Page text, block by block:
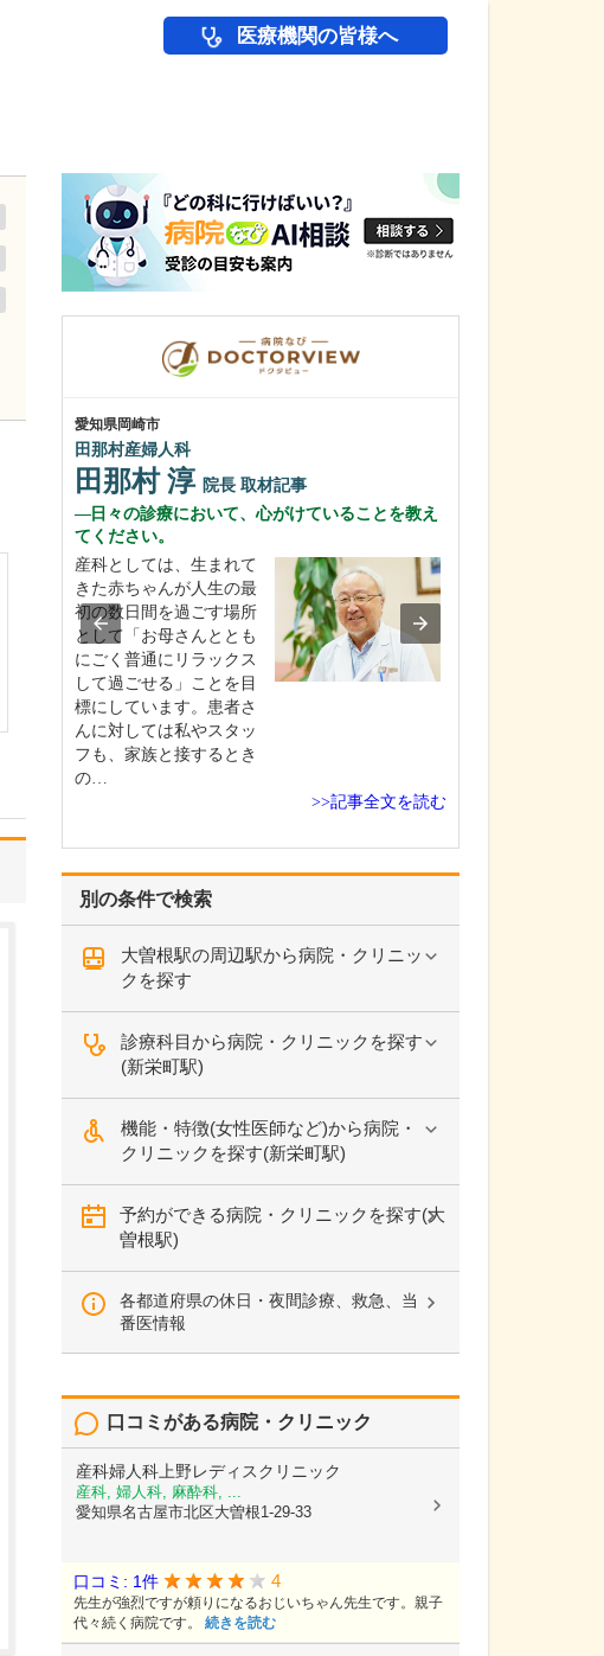
医療機関の皆様へ
別の条件で検索
大曽根駅の周辺駅から病院・クリニッ
クを探す
診療科目から病院・クリニックを探す
(新栄町駅)
機能・特徴(女性医師など)から病院・
クリニックを探す(新栄町駅)
予約ができる病院・クリニックを探す(大
曽根駅)
各都道府県の休日・夜間診療、救急、当
番医情報
口コミがある病院・クリニック
産科婦人科上野レディスクリニック
産科, 婦人科, 麻酔科, ...
愛知県名古屋市北区大曽根1-29-33
口コミ: 1件 4
先生が強烈ですが頼りになるおじいちゃん先生です。親子
代々続く病院です。 続きを読む
愛知県岡崎市
田那村産婦人科
田那村 淳 院長 取材記事
日々の診療において、心がけていることを教え
てください。
産科としては、生まれて
きた赤ちゃんが人生の最
初の数日間を過ごす場所
として「お母さんととも
にごく普通にリラックス
して過ごせる」ことを目
標にしています。患者さ
んに対しては私やスタッ
フも、家族と接するとき
の…
>>記事全文を読む